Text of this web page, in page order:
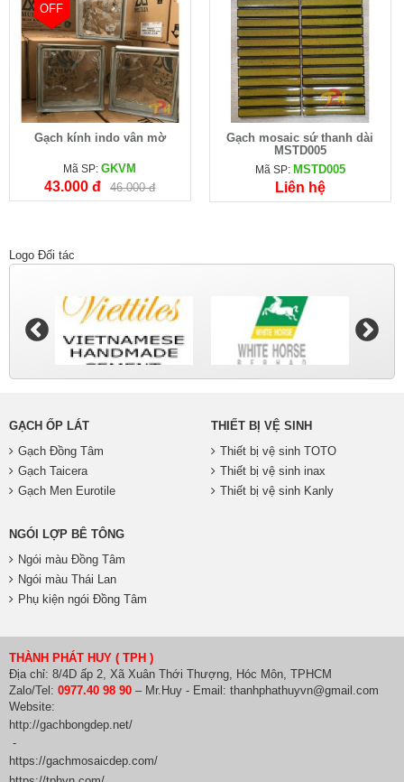
OFF
Gạch kính indo vân mờ
Mã SP:GKVM
43.000 đ 46.000 đ
Gạch mosaic sứ thanh dài
MSTD005
Mã SP: MSTD005
Liên hệ
Logo Đối tác
GẠCH ỐP LÁT
Gạch Đồng Tâm
Gạch Taicera
Gạch Men Eurotile
THIẾT BỊ VỆ SINH
Thiết bị vệ sinh TOTO
Thiết bị vệ sinh inax
Thiết bị vệ sinh Kanly
NGÓI LỢP BÊ TÔNG
Ngói màu Đồng Tâm
Ngói màu Thái Lan
Phụ kiện ngói Đồng Tâm
THÀNH PHÁT HUY ( TPH )
Địa chỉ: 8/4D ấp 2, Xã Xuân Thới Thượng, Hóc Môn, TPHCM
Zalo/Tel: 0977.40 98 90 – Mr.Huy - Email: thanhphathuyvn@gmail.com
Website:
http://gachbongdep.net/
-
https://gachmosaicdep.com/